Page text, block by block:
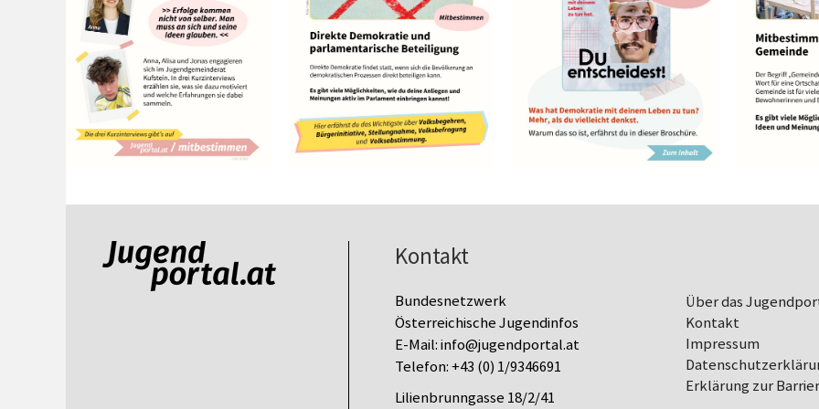
Kontakt
Bundesnetzwerk
Österreichische Jugendinfos
E-Mail:info@jugendportal.at
Telefon:+43 (0) 1/9346691
Lilienbrunngasse 18/2/41
Über das
Kontakt
Impressum
Erklärung zur